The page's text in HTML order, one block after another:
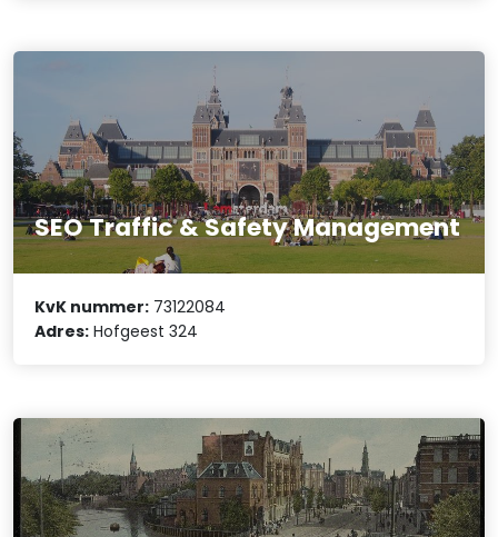
SEO Traffic & Safety Management
KvK nummer: 73122084
Adres: Hofgeest 324